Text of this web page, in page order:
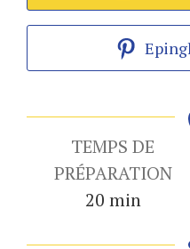
TEMPS DE
PRÉPARATION
20minutes
min